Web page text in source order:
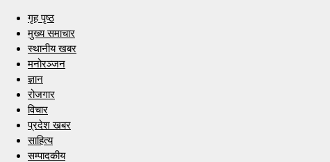
गृह पृष्ठ
मुख्य समाचार
स्थानीय खबर
मनोरञ्जन
ज्ञान
रोजगार
विचार
प्रदेश खबर
साहित्य
सम्पादकीय